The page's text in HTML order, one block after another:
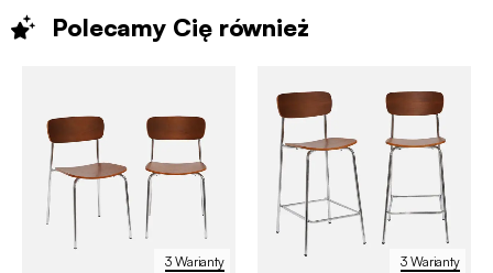
Polecamy Cię również
3 Warianty 3 Warianty